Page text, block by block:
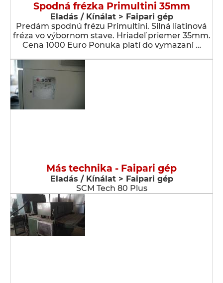
Spodná frézka Primultini 35mm
Eladás / Kínálat > Faipari gép
Predám spodnú frézu Primultini. Silná liatinová
fréza vo výbornom stave. Hriadeľ priemer 35mm.
Cena 1000 Euro Ponuka platí do vymazani …
Más technika - Faipari gép
Eladás / Kínálat > Faipari gép
SCM Tech 80 Plus